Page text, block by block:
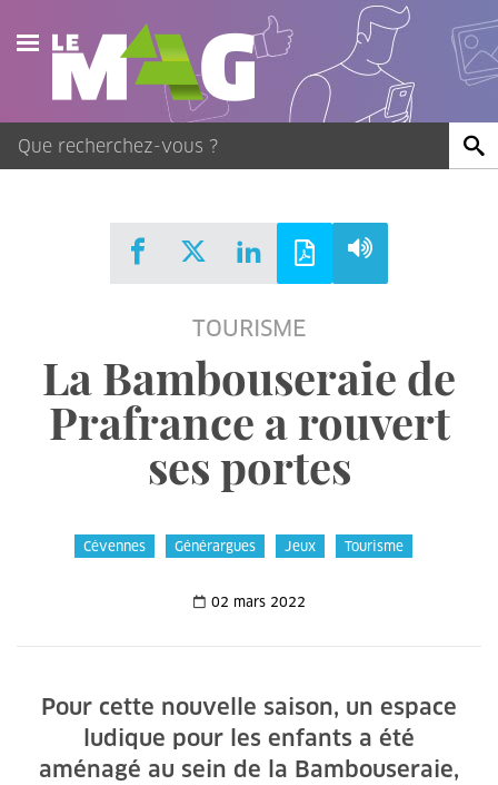
Actualités
Agenda
Publications
TOURISME
La Bambouseraie de
Prafrance a rouvert
ses portes
Cévennes Générargues Jeux Tourisme
02 mars 2022
Pour cette nouvelle saison, un espace
ludique pour les enfants a été
aménagé au sein de la Bambouseraie,